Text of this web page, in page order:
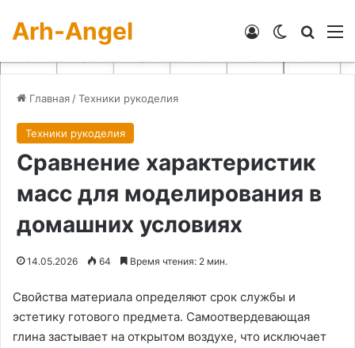
Arh-Angel Switch skin
Войти
Главная /Техники рукоделия
Техники рукоделия
Сравнение характеристик
масс для моделирования в
домашних условиях
14.05.2026 64 Время чтения: 2 мин.
Свойства материала определяют срок службы и
эстетику готового предмета. Самоотвердевающая
глина застывает на открытом воздухе, что исключает